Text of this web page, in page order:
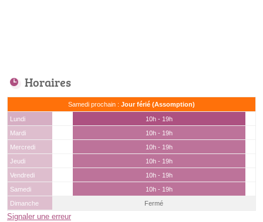
Horaires
Samedi prochain : Jour férié (Assomption)
Lundi
10h - 19h
Mardi
10h - 19h
Mercredi
10h - 19h
Jeudi
10h - 19h
Vendredi
10h - 19h
Samedi
10h - 19h
Dimanche
Fermé
Signaler une erreur